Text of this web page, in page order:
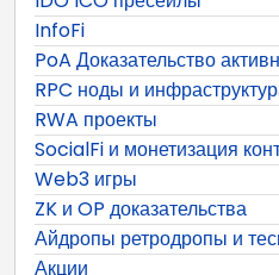
InfoFi
PoA Доказательство
RPC ноды и
RWA проекты
SocialFi и монетизация
Web3 игры
ZK и OP доказательства
Айдропы ретродропы и
Акции